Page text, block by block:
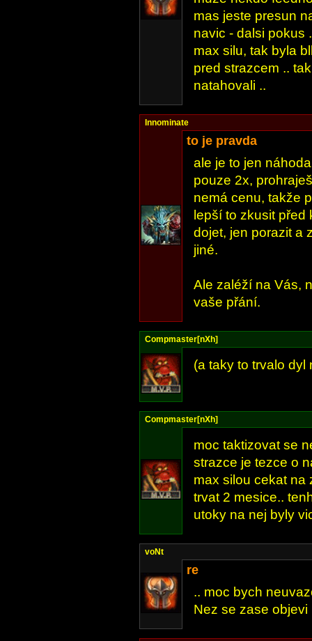
mas jeste presun
navic - dalsi pokus
max silu, tak byla
pred strazcem ..
natahovali ..
Innominate
to je pravda
ale je to jen
pouze 2x,
nemá cenu, takže
lepší to zkusit
dojet, jen porazit a
jiné.
Ale zaléží na Vás,
vaše přání.
Compmaster[nXh]
(a taky to trvalo dyl
Compmaster[nXh]
moc taktizovat se
strazce je tezce o
max silou cekat na
trvat 2 mesice..
utoky na nej byly
voNt
re
.. moc bych
Nez se zase